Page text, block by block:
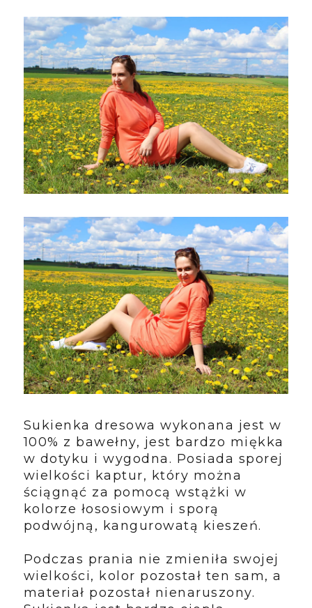
Sukienka dresowa wykonana jest w
100% z bawełny, jest bardzo miękka
w dotyku i wygodna. Posiada sporej
wielkości kaptur, który można
ściągnąć za pomocą wstążki w
kolorze łososiowym i sporą
podwójną, kangurowatą kieszeń.
Podczas prania nie zmieniła swojej
wielkości, kolor pozostał ten sam, a
materiał pozostał nienaruszony.